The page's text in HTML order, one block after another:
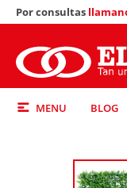
MENU BLOG
Por consultas